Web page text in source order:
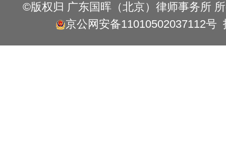
©版权归 广东国晖（北京）律师事务所
京公网安备11010502037112号